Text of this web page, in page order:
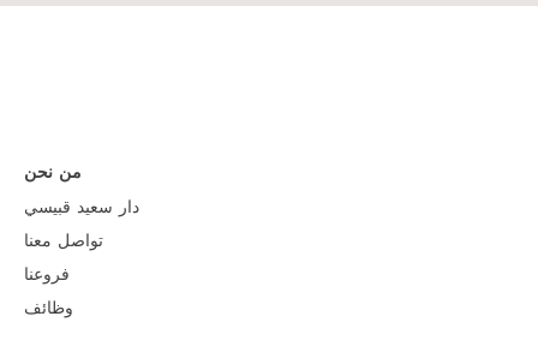
من نحن
دار سعيد قبيسي
تواصل معنا
فروعنا
وظائف